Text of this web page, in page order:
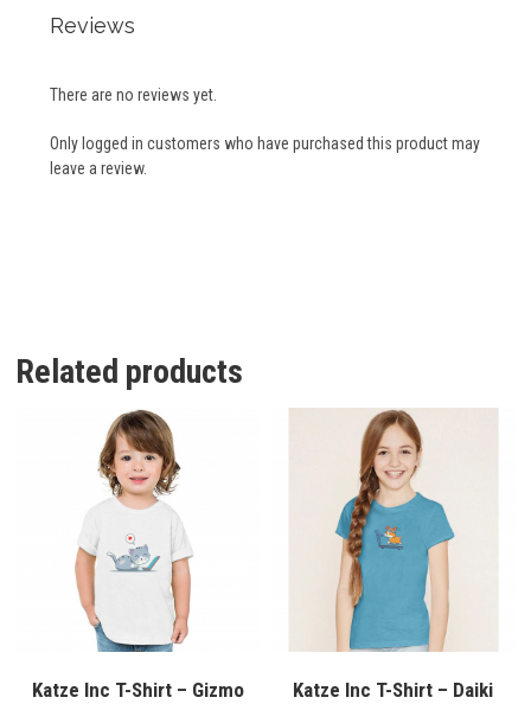
Reviews
There are no reviews yet.
Only logged in customers who have purchased this product may
leave a review.
Related products
Katze Inc T-Shirt – Gizmo Katze Inc T-Shirt – Daiki